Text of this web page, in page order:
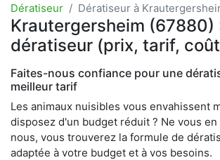
Dératiseur Dératiseur à
Krautergersheim (67880)
dératiseur (prix, tarif,
Faites-nous confiance pour une
meilleur tarif
Les animaux nuisibles vous envahissent
disposez d'un budget réduit ? Ne vous
nous, vous trouverez la formule de
adaptée à votre budget et à vos besoins.